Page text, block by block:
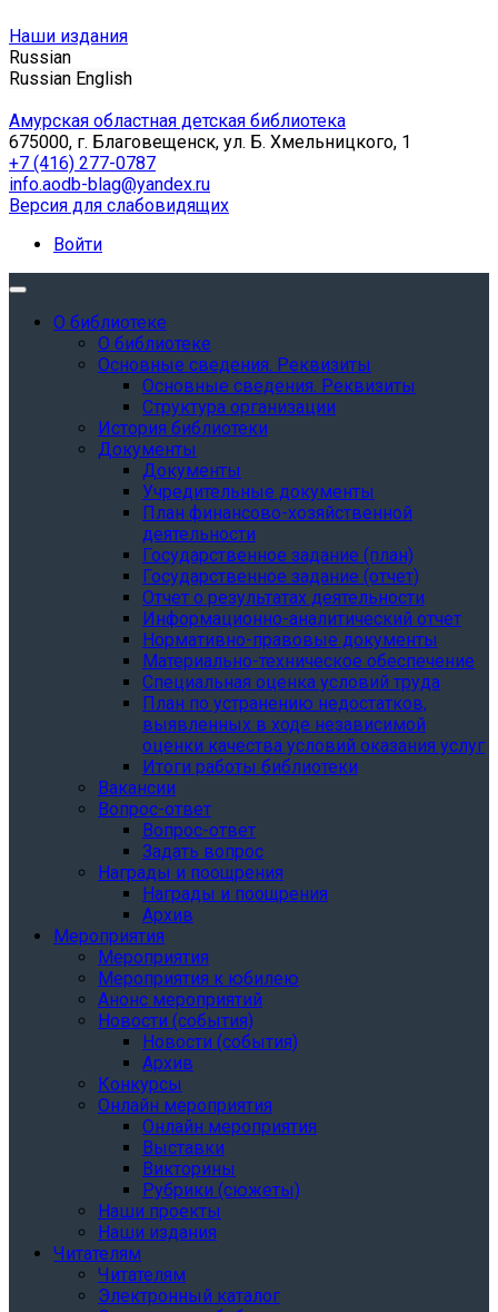
Наши издания
Russian
Russian English
Амурская областная детская библиотека
675000, г. Благовещенск, ул. Б. Хмельницкого, 1
+7 (416) 277-0787
info.aodb-blag@yandex.ru
Версия для слабовидящих
Войти
О библиотеке
О библиотеке
Основные сведения. Реквизиты
Основные сведения. Реквизиты
Структура организации
История библиотеки
Документы
Документы
Учредительные документы
План финансово-хозяйственной
деятельности
Государственное задание (план)
Государственное задание (отчет)
Отчет о результатах деятельности
Информационно-аналитический отчет
Нормативно-правовые документы
Материально-техническое обеспечение
Специальная оценка условий труда
План по устранению недостатков,
выявленных в ходе независимой
оценки качества условий оказания услуг
Итоги работы библиотеки
Вакансии
Вопрос-ответ
Вопрос-ответ
Задать вопрос
Награды и поощрения
Награды и поощрения
Архив
Мероприятия
Мероприятия
Мероприятия к юбилею
Анонс мероприятий
Новости (события)
Новости (события)
Архив
Конкурсы
Онлайн мероприятия
Онлайн мероприятия
Выставки
Викторины
Рубрики (сюжеты)
Наши проекты
Наши издания
Читателям
Читателям
Электронный каталог